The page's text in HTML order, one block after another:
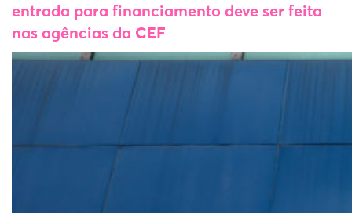
entrada para financiamento deve ser feita
nas agências da CEF